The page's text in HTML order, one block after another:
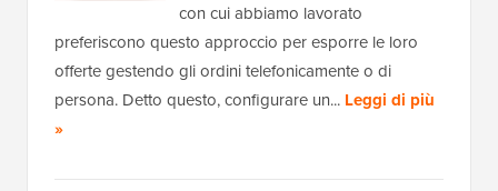
con cui abbiamo lavorato
preferiscono questo approccio per esporre le loro
offerte gestendo gli ordini telefonicamente o di
persona. Detto questo, configurare un... Leggi di più
»